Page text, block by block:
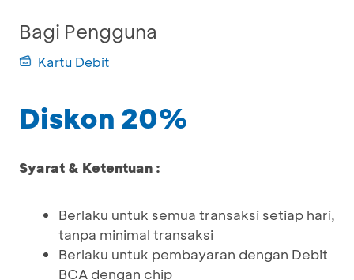
Bagi Pengguna
Kartu Debit
Diskon 20%
Syarat & Ketentuan :
Berlaku untuk semua transaksi setiap hari,
tanpa minimal transaksi
Berlaku untuk pembayaran dengan Debit
BCA dengan chip